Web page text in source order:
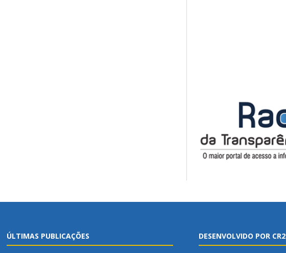
ÚLTIMAS PUBLICAÇÕES DESENVOLVIDO POR CR2